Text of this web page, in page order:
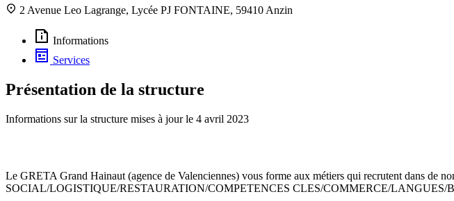
2 Avenue Leo Lagrange, Lycée PJ FONTAINE, 59410 Anzin
Informations
Services
Présentation de la structure
Informations sur la structure mises à jour le 4 avril 2023
Le GRETA Grand Hainaut (agence de Valenciennes) vous forme aux métiers qui recrutent dans
SOCIAL/LOGISTIQUE/RESTAURATION/COMPETENCES CLES/COMMERCE/